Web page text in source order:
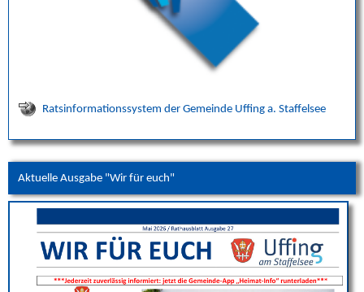
Ratsinformationssystem der Gemeinde Uffing a. Staffelsee
Aktuelle Ausgabe "Wir für euch"